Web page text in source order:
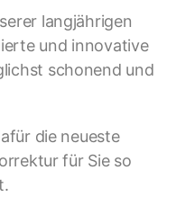
langjährigen
und innovative
schonend und
die neueste
für Sie so